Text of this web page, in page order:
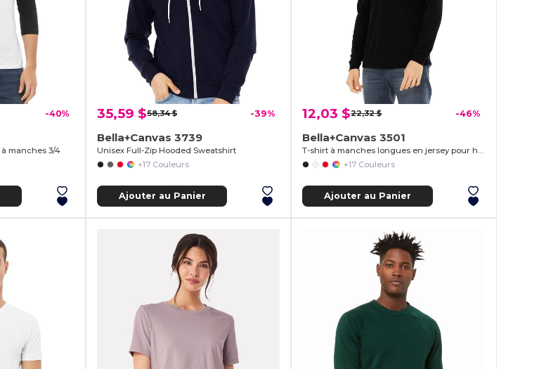
-40%
manches 3/4
35,59 $58,34 $ -39%
Bella+Canvas 3739
Unisex Full-Zip Hooded Sweatshirt
+17 Couleurs
Ajouter au Panier
12,03 $22,32 $ -46%
Bella+Canvas 3501
+17 Couleurs
Ajouter au Panier